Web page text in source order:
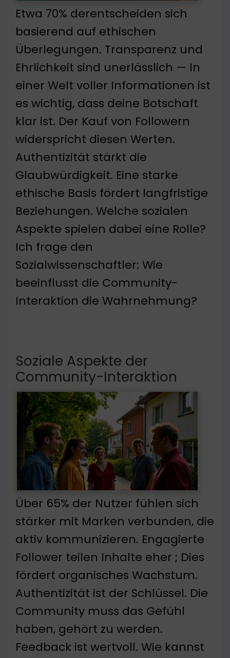
Etwa 70% derentscheiden sich
basierend auf ethischen
Überlegungen. Transparenz und
Ehrlichkeit sind unerlässlich — In
einer Welt voller Informationen ist
es wichtig, dass deine Botschaft
klar ist. Der Kauf von Followern
widerspricht diesen Werten.
Authentizität stärkt die
Glaubwürdigkeit. Eine starke
ethische Basis fördert langfristige
Beziehungen. Welche sozialen
Aspekte spielen dabei eine Rolle?
Ich frage den
Sozialwissenschaftler: Wie
beeinflusst die Community-
Interaktion die Wahrnehmung?
Soziale Aspekte der
Community-Interaktion
Über 65% der Nutzer fühlen sich
stärker mit Marken verbunden, die
aktiv kommunizieren. Engagierte
Follower teilen Inhalte eher ; Dies
fördert organisches Wachstum.
Authentizität ist der Schlüssel. Die
Community muss das Gefühl
haben, gehört zu werden.
Feedback ist wertvoll. Wie kannst